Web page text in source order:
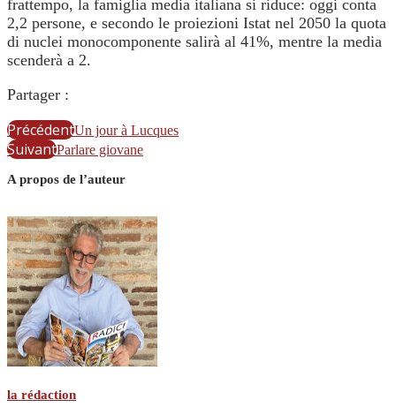
frattempo, la famiglia media italiana si riduce: oggi conta
2,2 persone, e secondo le proiezioni Istat nel 2050 la quota
di nuclei monocomponente salirà al 41%, mentre la media
scenderà a 2.
Partager :
PrécédentUn jour à Lucques
SuivantParlare giovane
A propos de l’auteur
la rédaction